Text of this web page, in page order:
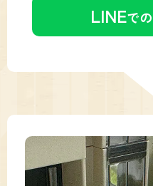
LINEでの